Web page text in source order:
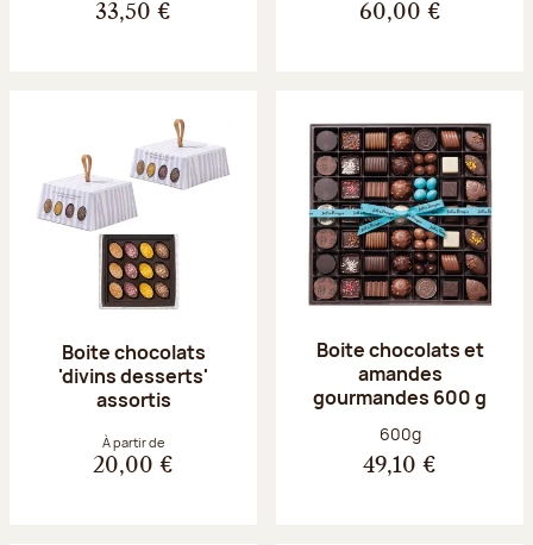
33,50 € 60,00 €
Boite chocolats
'divins desserts'
assortis
À partir de
20,00 €
Boite chocolats et
amandes
gourmandes 600 g
Poids net :
600g
49,10 €